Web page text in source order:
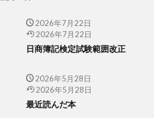
2026年7月22日
2026年7月22日
日商簿記検定試験範囲改正
2026年5月28日
2026年5月28日
最近読んだ本